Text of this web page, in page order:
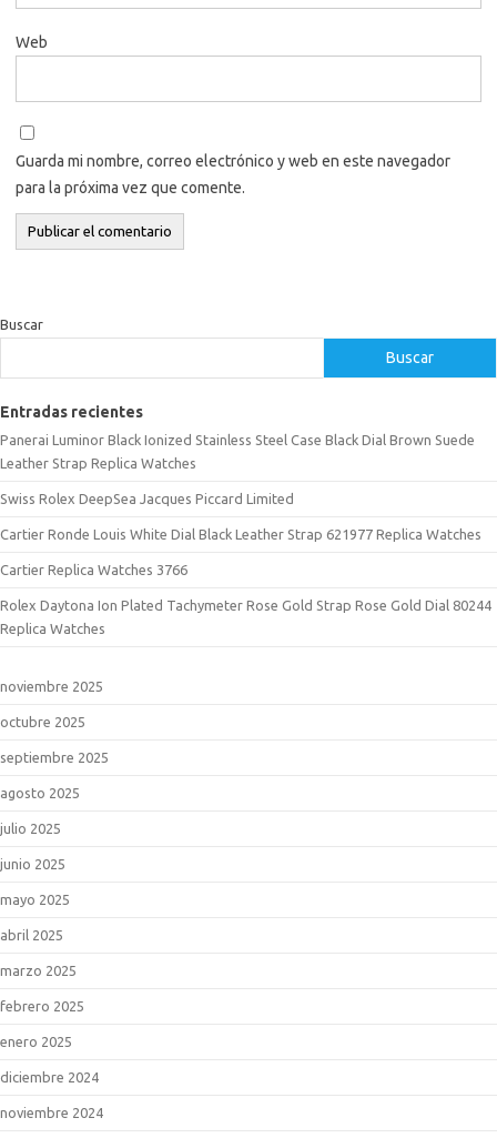
Web
Guarda mi nombre, correo electrónico y web en este navegador
para la próxima vez que comente.
Buscar
Buscar
Entradas recientes
Panerai Luminor Black Ionized Stainless Steel Case Black Dial Brown Suede
Leather Strap Replica Watches
Swiss Rolex DeepSea Jacques Piccard Limited
Cartier Ronde Louis White Dial Black Leather Strap 621977 Replica Watches
Cartier Replica Watches 3766
Rolex Daytona Ion Plated Tachymeter Rose Gold Strap Rose Gold Dial 80244
Replica Watches
noviembre 2025
octubre 2025
septiembre 2025
agosto 2025
julio 2025
junio 2025
mayo 2025
abril 2025
marzo 2025
febrero 2025
enero 2025
diciembre 2024
noviembre 2024